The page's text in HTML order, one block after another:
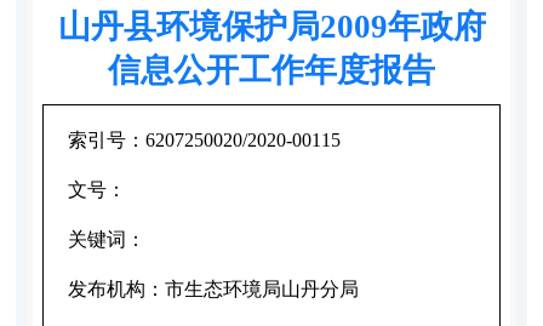
山丹县环境保护局2009年政府
信息公开工作年度报告
索引号： 6207250020/2020-00115
文号：
关键词：
发布机构： 市生态环境局山丹分局